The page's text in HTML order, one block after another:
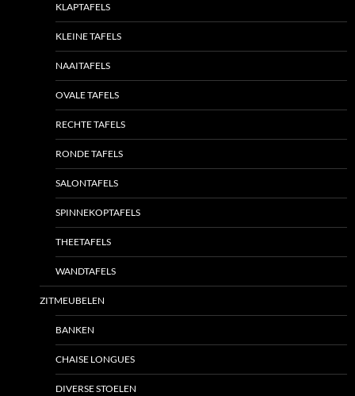
KLAPTAFELS
KLEINE TAFELS
NAAITAFELS
OVALE TAFELS
RECHTE TAFELS
RONDE TAFELS
SALONTAFELS
SPINNEKOPTAFELS
THEETAFELS
WANDTAFELS
ZITMEUBELEN
BANKEN
CHAISE LONGUES
DIVERSE STOELEN